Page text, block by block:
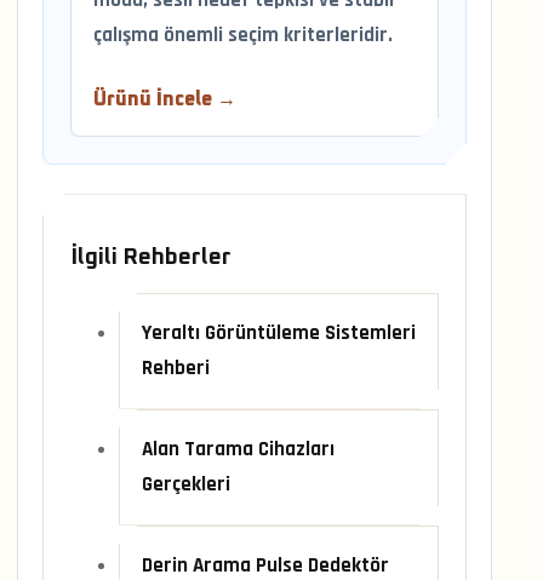
çalışma önemli seçim kriterleridir.
Ürünü İncele →
İlgili Rehberler
Yeraltı Görüntüleme Sistemleri
Rehberi
Alan Tarama Cihazları
Gerçekleri
Derin Arama Pulse Dedektör